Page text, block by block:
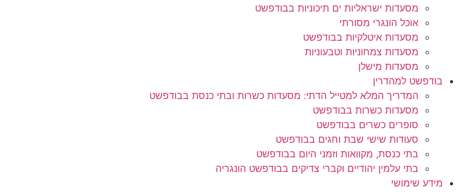
מסעדות ישראליות ים תיכוניות בבודפשט
אוכל הונגרי מסורתי
מסעדות איטלקיות בבודפשט
מסעדות צמחוניות וטבעוניות
מסעדות מישלן
בודפשט למהדרין
המדריך המלא למטייל הדתי: מסעדות כשרות ובתי כנסת בבודפשט
מסעדות כשרות בבודפשט
סופרים כשרים בבודפשט
סעודות שישי שבת וחגים בבודפשט
בתי כנסת, מקוואות וזמני היום בבודפשט
בתי עלמין יהודיים וקברי צדיקים בבודפשט הונגריה
מידע שימושי